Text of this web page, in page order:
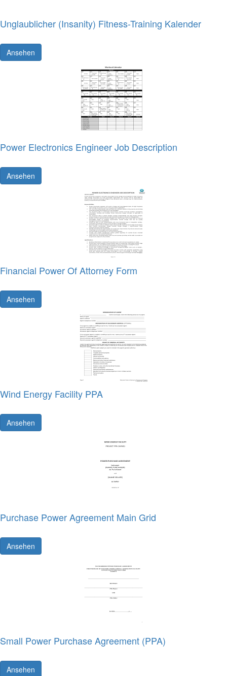
Unglaublicher (Insanity) Fitness-Training Kalender
Ansehen
Power Electronics Engineer Job Description
Ansehen
Financial Power Of Attorney Form
Ansehen
Wind Energy Facility PPA
Ansehen
Purchase Power Agreement Main Grid
Ansehen
Small Power Purchase Agreement (PPA)
Ansehen